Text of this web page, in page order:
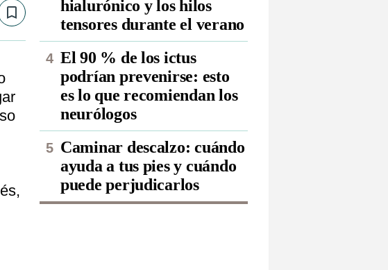
Save
hialurónico y los hilos
tensores durante el verano
El 90 % de los ictus
podrían prevenirse: esto
es lo que recomiendan los
neurólogos
Caminar descalzo: cuándo
ayuda a tus pies y cuándo
puede perjudicarlos